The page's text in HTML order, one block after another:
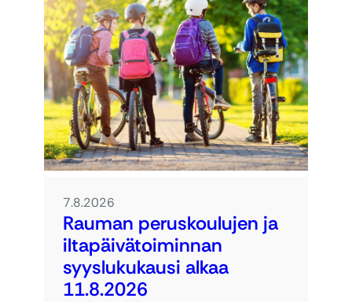
7.8.2026
Rauman peruskoulujen ja
iltapäivätoiminnan
syyslukukausi alkaa
11.8.2026